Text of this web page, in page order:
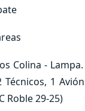
Colina -
Técnicos, 1
Roble 29-25)